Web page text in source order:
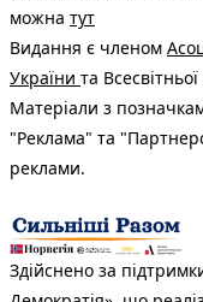
можна тут
Видання є членом
України та
Матеріали з
"Реклама" та
реклами.
Здійснено за